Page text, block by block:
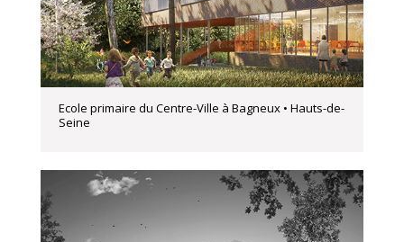
Ecole primaire du Centre-Ville à Bagneux • Hauts-de-
Seine